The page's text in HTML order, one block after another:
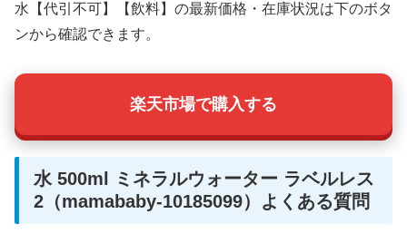
水【代引不可】【飲料】の最新価格・在庫状況は下のボタ
ンから確認できます。
楽天市場で購入する
水 500ml ミネラルウォーター ラベルレス
2（mamababy-10185099）よくある質問